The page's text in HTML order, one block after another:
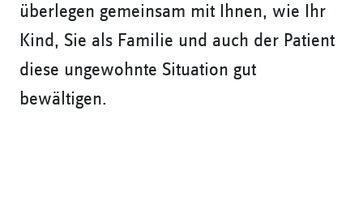
überlegen gemeinsam mit Ihnen, wie Ihr
Kind, Sie als Familie und auch der Patient
diese ungewohnte Situation gut
bewältigen.